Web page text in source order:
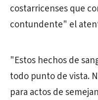
costarricenses que
contundente" el
"Estos hechos de
todo punto de vista.
para actos de